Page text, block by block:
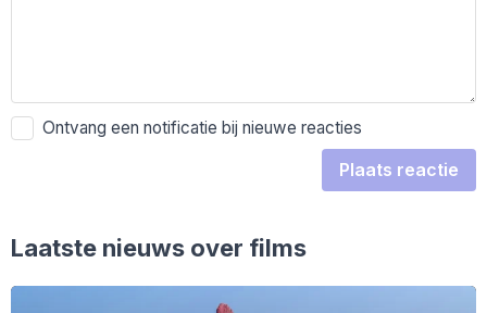
Ontvang een notificatie bij nieuwe reacties
Plaats reactie
Laatste nieuws over films